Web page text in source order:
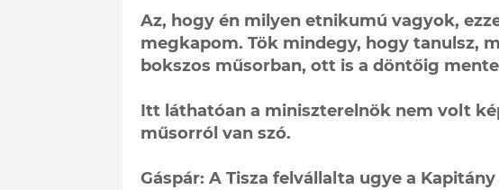
Az, hogy én milyen etnikumú vagyok,
megkapom. Tök mindegy, hogy tanulsz,
bokszos műsorban, ott is a döntőig
Itt láthatóan a miniszterelnök nem volt
műsorról van szó.
Gáspár: A Tisza felvállalta ugye a